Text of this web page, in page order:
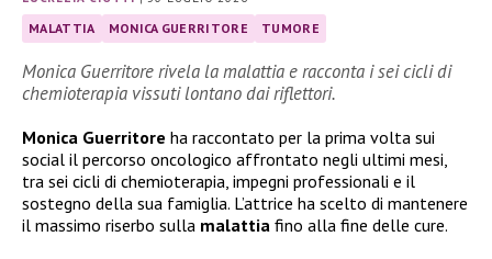
MALATTIA MONICA GUERRITORE TUMORE
Monica Guerritore rivela la malattia e racconta i sei cicli di
chemioterapia vissuti lontano dai riflettori.
Monica Guerritore ha raccontato per la prima volta sui
social il percorso oncologico affrontato negli ultimi mesi,
tra sei cicli di chemioterapia, impegni professionali e il
sostegno della sua famiglia. L’attrice ha scelto di mantenere
il massimo riserbo sulla malattia fino alla fine delle cure.